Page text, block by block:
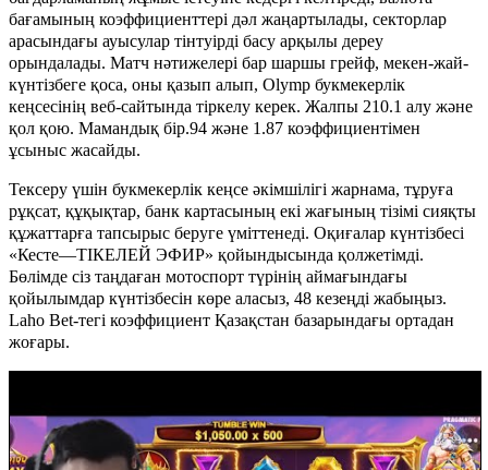
бағамының коэффициенттері дәл жаңартылады, секторлар
арасындағы ауысулар тінтуірді басу арқылы дереу
орындалады. Матч нәтижелері бар шаршы грейф, мекен-жай-
күнтізбеге қоса, оны қазып алып, Olymp букмекерлік
кеңсесінің веб-сайтында тіркелу керек. Жалпы 210.1 алу және
қол қою. Мамандық бір.94 және 1.87 коэффициентімен
ұсыныс жасайды.
Тексеру үшін букмекерлік кеңсе әкімшілігі жарнама, тұруға
рұқсат, құқықтар, банк картасының екі жағының тізімі сияқты
құжаттарға тапсырыс беруге үміттенеді. Оқиғалар күнтізбесі
«Кесте—ТІКЕЛЕЙ ЭФИР» қойындысында қолжетімді.
Бөлімде сіз таңдаған мотоспорт түрінің аймағындағы
қойылымдар күнтізбесін көре аласыз, 48 кезеңді жабыңыз.
Laho Bet-тегі коэффициент Қазақстан базарындағы ортадан
жоғары.